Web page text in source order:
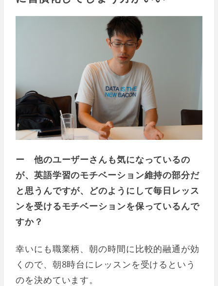
ー 他のユーザーさんも気になっているの
が、英語学習のモチベーション維持の部分だ
と思うんですが、どのようにして毎日レッス
ンを受けるモチベーションを保っているんで
すか？
幸いにも職業柄、朝の時間に比較的融通が効
くので、朝8時台にレッスンを受けるという
のを決めています。